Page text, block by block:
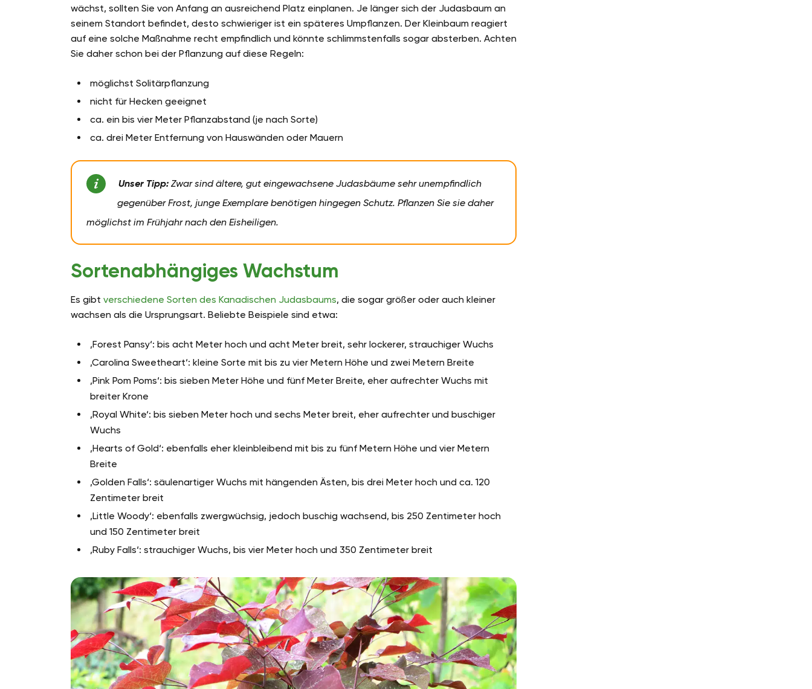
wächst, sollten Sie von Anfang an ausreichend Platz einplanen. Je länger sich der Judasbaum an
seinem Standort befindet, desto schwieriger ist ein späteres Umpflanzen. Der Kleinbaum reagiert
auf eine solche Maßnahme recht empfindlich und könnte schlimmstenfalls sogar absterben. Achten
Sie daher schon bei der Pflanzung auf diese Regeln:
möglichst Solitärpflanzung
nicht für Hecken geeignet
ca. ein bis vier Meter Pflanzabstand (je nach Sorte)
ca. drei Meter Entfernung von Hauswänden oder Mauern
Unser Tipp:Zwar sind ältere, gut eingewachsene Judasbäume sehr unempfindlich
gegenüber Frost, junge Exemplare benötigen hingegen Schutz. Pflanzen Sie sie daher
möglichst im Frühjahr nach den Eisheiligen.
Sortenabhängiges Wachstum
Es gibt verschiedene Sorten des Kanadischen Judasbaums, die sogar größer oder auch kleiner
wachsen als die Ursprungsart. Beliebte Beispiele sind etwa:
‚Forest Pansy‘: bis acht Meter hoch und acht Meter breit, sehr lockerer, strauchiger Wuchs
‚Carolina Sweetheart‘: kleine Sorte mit bis zu vier Metern Höhe und zwei Metern Breite
‚Pink Pom Poms‘: bis sieben Meter Höhe und fünf Meter Breite, eher aufrechter Wuchs mit
breiter Krone
‚Royal White‘: bis sieben Meter hoch und sechs Meter breit, eher aufrechter und buschiger
Wuchs
‚Hearts of Gold‘: ebenfalls eher kleinbleibend mit bis zu fünf Metern Höhe und vier Metern
Breite
‚Golden Falls‘: säulenartiger Wuchs mit hängenden Ästen, bis drei Meter hoch und ca. 120
Zentimeter breit
‚Little Woody‘: ebenfalls zwergwüchsig, jedoch buschig wachsend, bis 250 Zentimeter hoch
und 150 Zentimeter breit
‚Ruby Falls‘: strauchiger Wuchs, bis vier Meter hoch und 350 Zentimeter breit